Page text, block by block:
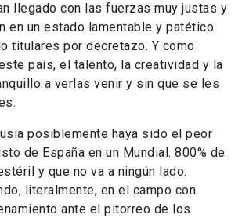
llegado con las fuerzas muy justas y
en un estado lamentable y patético
titulares por decretazo. Y como
país, el talento, la creatividad y la
a verlas venir y sin que se les
posiblemente haya sido el peor
de España en un Mundial. 800% de
y que no va a ningún lado.
literalmente, en el campo con
ante el pitorreo de los